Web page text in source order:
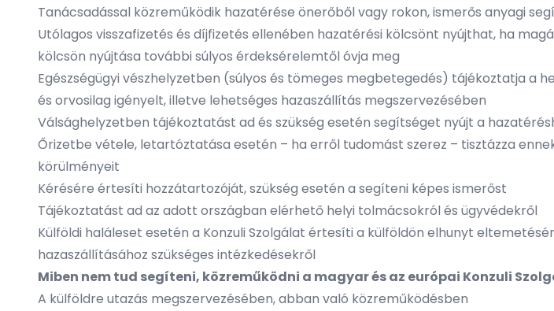
Tanácsadással közreműködik hazatérése önerőből vagy rokon, ismerős anyagi
Utólagos visszafizetés és díjfizetés ellenében hazatérési kölcsönt nyújthat, ha
kölcsön nyújtása további súlyos érdeksérelemtől óvja meg
Egészségügyi vészhelyzetben (súlyos és tömeges megbetegedés) tájékoztatja a
és orvosilag igényelt, illetve lehetséges hazaszállítás megszervezésében
Válsághelyzetben tájékoztatást ad és szükség esetén segítséget nyújt a
Őrizetbe vétele, letartóztatása esetén – ha erről tudomást szerez – tisztázza
körülményeit
Kérésére értesíti hozzátartozóját, szükség esetén a segíteni képes ismerőst
Tájékoztatást ad az adott országban elérhető helyi tolmácsokról és ügyvédekről
Külföldi haláleset esetén a Konzuli Szolgálat értesíti a külföldön elhunyt
hazaszállításához szükséges intézkedésekről
Miben nem tud segíteni, közreműködni a magyar és az európai Konzuli
A külföldre utazás megszervezésében, abban való közreműködésben